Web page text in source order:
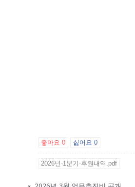
좋아요 0 싫어요 0
2026년-1분기-후원내역.pdf